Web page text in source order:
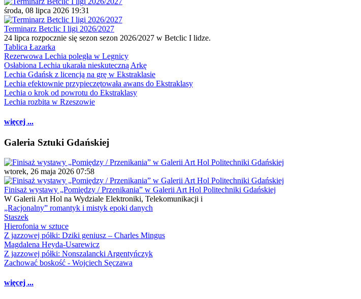
środa, 08 lipca 2026 19:31
Terminarz Betclic I ligi 2026/2027
24 lipca rozpocznie się sezon sezon 2026/2027 w Betclic I lidze.
Tablica Łazarka
Rezerwowa Lechia poległa w Legnicy
Osłabiona Lechia ukarała nieskuteczną Arkę
Lechia Gdańsk z licencją na grę w Ekstraklasie
Lechia efektownie przypieczętowała awans do Ekstraklasy
Lechia o krok od powrotu do Ekstraklasy
Lechia rozbita w Rzeszowie
więcej ...
Galeria Sztuki Gdańskiej
wtorek, 26 maja 2026 07:58
Finisaż wystawy „Pomiędzy / Przenikania” w Galerii Art Hol Politechniki Gdańskiej
W Galerii Art Hol na Wydziale Elektroniki, Telekomunikacji i
„Racjonalny” romantyk i mistyk epoki danych
Staszek
Hierofonia w sztuce
Z jazzowej półki: Dziki geniusz – Charles Mingus
Magdalena Heyda-Usarewicz
Z jazzowej półki: Nonszalancki Argentyńczyk
Zachować boskość - Wojciech Sęczawa
więcej ...